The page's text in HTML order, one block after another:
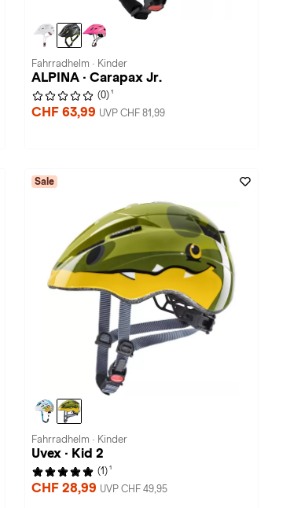
Fahrradhelm · Kinder
ALPINA · Carapax Jr.
(0) 1
CHF 63,99 UVP CHF 81,99
Sale
Fahrradhelm · Kinder
Uvex · Kid 2
(1) 1
CHF 28,99 UVP CHF 49,95